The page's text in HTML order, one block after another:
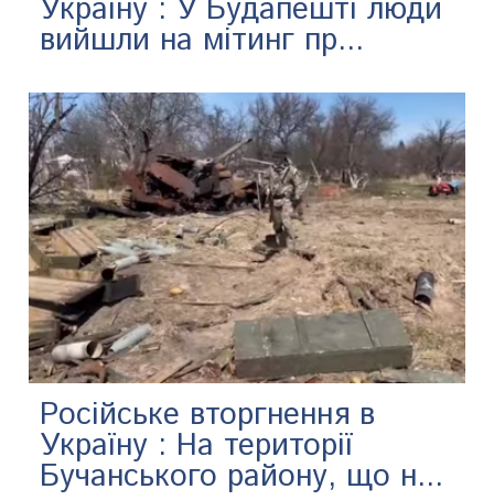
Україну : У Будапешті люди
вийшли на мітинг пр...
Російське вторгнення в
Україну : На території
Бучанського району, що н...